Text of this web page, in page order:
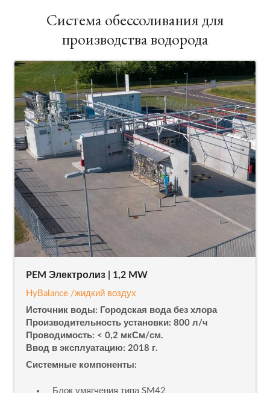
Система обессоливания для
производства водорода
PEM Электролиз | 1,2 MW
HyBalance /жидкий воздух
Источник воды: Городская вода без хлора
Производительность установки: 800 л/ч
Проводимость: < 0,2 мкСм/см.
Ввод в эксплуатацию: 2018 г.
Системные компоненты:
Блок умягчения типа SM42